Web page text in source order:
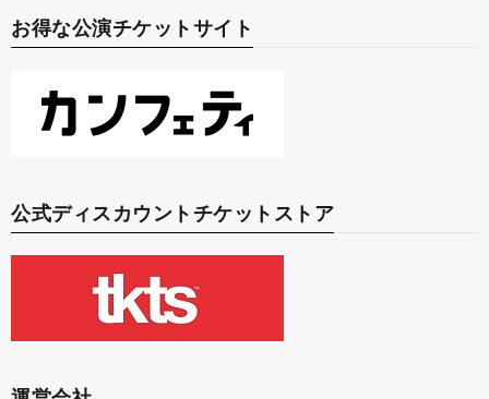
お得な公演チケットサイト
公式ディスカウントチケットストア